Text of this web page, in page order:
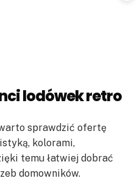
lodówek retro
sprawdzić ofertę
kolorami,
temu łatwiej dobrać
domowników.